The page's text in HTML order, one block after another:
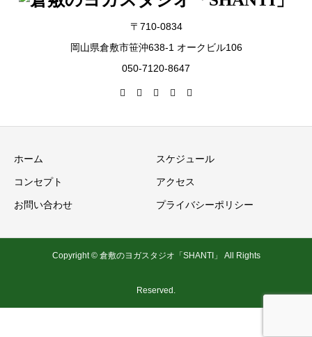
〒710-0834
岡山県倉敷市笹沖638-1 オークビル106
050-7120-8647
ホーム スケジュール
コンセプト アクセス
お問い合わせ プライバシーポリシー
Copyright © 倉敷のヨガスタジオ「SHANTI」 All Rights
Reserved.
お問い合わせ